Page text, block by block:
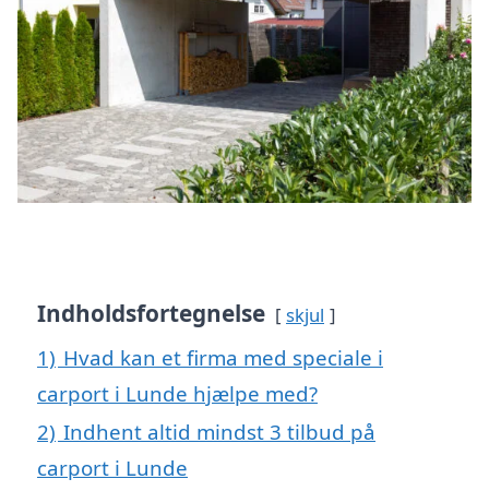
Indholdsfortegnelse skjul
1) Hvad kan et firma med speciale i
carport i Lunde hjælpe med?
2) Indhent altid mindst 3 tilbud på
carport i Lunde